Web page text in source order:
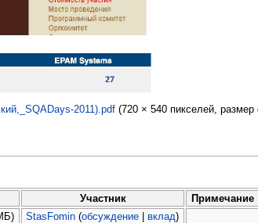
2011).pdf (720 × 540 пикселей,
Участник
Примечание
StasFomin (обсуждение |вклад)